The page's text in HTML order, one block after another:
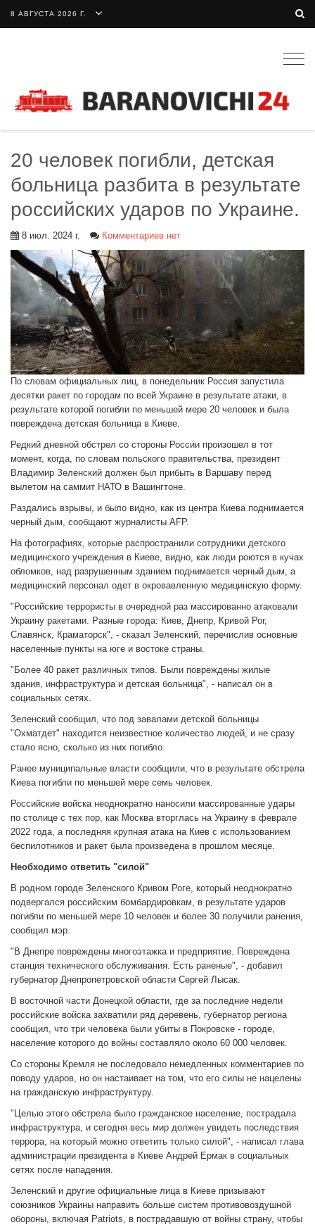
8 АВГУСТА 2026 Г.
20 человек погибли, детская
больница разбита в результате
российских ударов по Украине.
8 июл. 2024 г. Комментариев нет
По словам официальных лиц, в понедельник Россия запустила
десятки ракет по городам по всей Украине в результате атаки, в
результате которой погибли по меньшей мере 20 человек и была
повреждена детская больница в Киеве.
Редкий дневной обстрел со стороны России произошел в тот
момент, когда, по словам польского правительства, президент
Владимир Зеленский должен был прибыть в Варшаву перед
вылетом на саммит НАТО в Вашингтоне.
Раздались взрывы, и было видно, как из центра Киева поднимается
черный дым, сообщают журналисты AFP.
На фотографиях, которые распространили сотрудники детского
медицинского учреждения в Киеве, видно, как люди роются в кучах
обломков, над разрушенным зданием поднимается черный дым, а
медицинский персонал одет в окровавленную медицинскую форму.
"Российские террористы в очередной раз массированно атаковали
Украину ракетами. Разные города: Киев, Днепр, Кривой Рог,
Славянск, Краматорск", - сказал Зеленский, перечислив основные
населенные пункты на юге и востоке страны.
"Более 40 ракет различных типов. Были повреждены жилые
здания, инфраструктура и детская больница", - написал он в
социальных сетях.
Зеленский сообщил, что под завалами детской больницы
"Охматдет" находится неизвестное количество людей, и не сразу
стало ясно, сколько из них погибло.
Ранее муниципальные власти сообщили, что в результате обстрела
Киева погибли по меньшей мере семь человек.
Российские войска неоднократно наносили массированные удары
по столице с тех пор, как Москва вторглась на Украину в феврале
2022 года, а последняя крупная атака на Киев с использованием
беспилотников и ракет была произведена в прошлом месяце.
Необходимо ответить "силой"
В родном городе Зеленского Кривом Роге, который неоднократно
подвергался российским бомбардировкам, в результате ударов
погибли по меньшей мере 10 человек и более 30 получили ранения,
сообщил мэр.
"В Днепре повреждены многоэтажка и предприятие. Повреждена
станция технического обслуживания. Есть раненые", - добавил
губернатор Днепропетровской области Сергей Лысак.
В восточной части Донецкой области, где за последние недели
российские войска захватили ряд деревень, губернатор региона
сообщил, что три человека были убиты в Покровске - городе,
население которого до войны составляло около 60 000 человек.
Со стороны Кремля не последовало немедленных комментариев по
поводу ударов, но он настаивает на том, что его силы не нацелены
на гражданскую инфраструктуру.
"Целью этого обстрела было гражданское население, пострадала
инфраструктура, и сегодня весь мир должен увидеть последствия
террора, на который можно ответить только силой", - написал глава
администрации президента в Киеве Андрей Ермак в социальных
сетях после нападения.
Зеленский и другие официальные лица в Киеве призывают
союзников Украины направить больше систем противовоздушной
обороны, включая Patriots, в пострадавшую от войны страну, чтобы